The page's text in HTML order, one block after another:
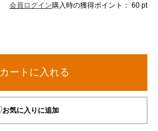
会員ログイン購入時の獲得ポイント： 60 pt
カートに入れる
お気に入りに追加